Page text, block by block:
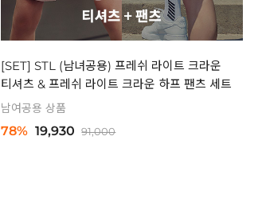
[SET] STL (남녀공용) 프레쉬 라이트 크라운
티셔츠 & 프레쉬 라이트 크라운 하프 팬츠 세트
남여공용 상품
78% 19,930 91,000